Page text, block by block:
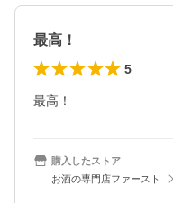
最高！
5
最高！
購入したストア
お酒の専門店ファースト